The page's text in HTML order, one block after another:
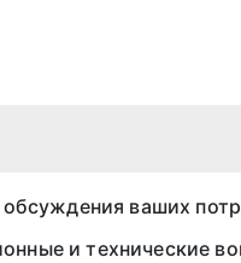
обсуждения ваших
и технические